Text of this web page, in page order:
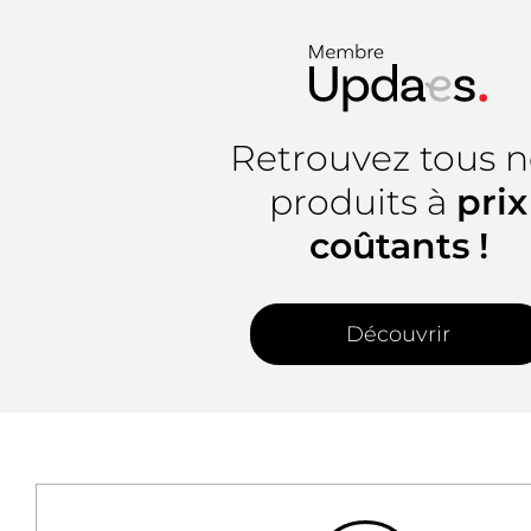
Retrouvez tous
produits à prix
coûtants !
Découvrir